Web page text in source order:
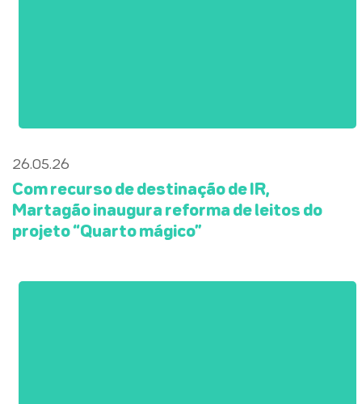
26.05.26
Com recurso de destinação de IR,
Martagão inaugura reforma de leitos do
projeto “Quarto mágico”